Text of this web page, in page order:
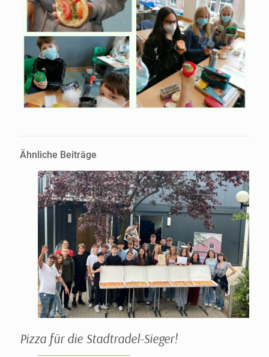
Ähnliche Beiträge
Pizza für die Stadtradel-Sieger!